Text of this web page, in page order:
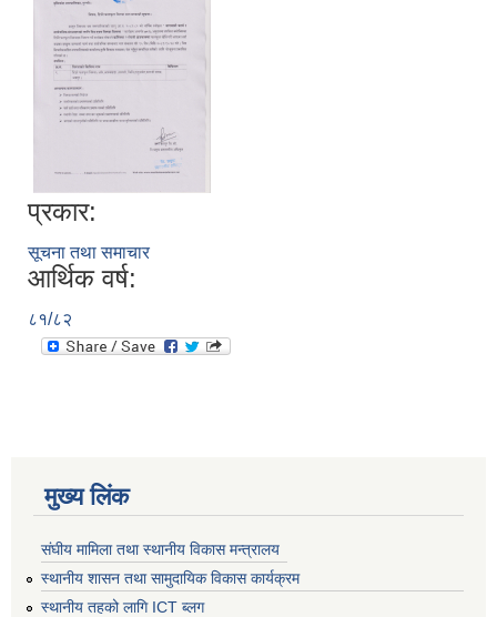
प्रकार:
सूचना तथा समाचार
आर्थिक वर्ष:
८१/८२
मुख्य लिंक
संघीय मामिला तथा स्थानीय विकास मन्त्रालय
स्थानीय शासन तथा सामुदायिक विकास कार्यक्रम
स्थानीय तहको लागि ICT ब्लग